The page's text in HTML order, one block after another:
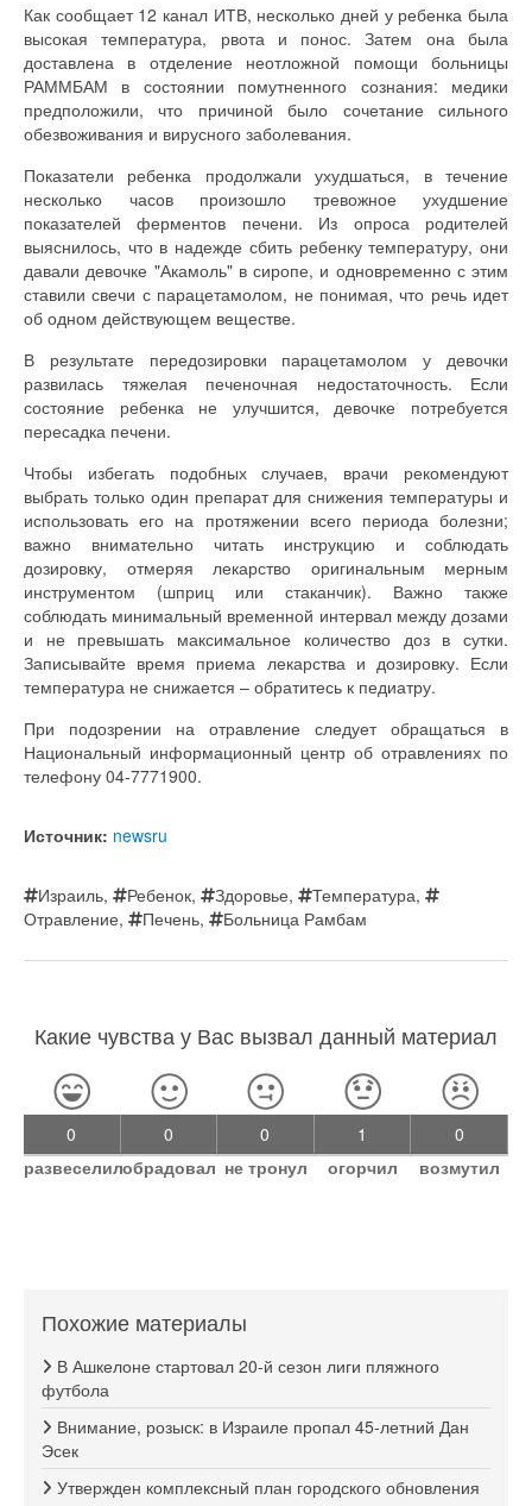
Как сообщает 12 канал ИТВ, несколько дней у ребенка была
высокая температура, рвота и понос. Затем она была
доставлена в отделение неотложной помощи больницы
РАММБАМ в состоянии помутненного сознания: медики
предположили, что причиной было сочетание сильного
обезвоживания и вирусного заболевания.
Показатели ребенка продолжали ухудшаться, в течение
несколько часов произошло тревожное ухудшение
показателей ферментов печени. Из опроса родителей
выяснилось, что в надежде сбить ребенку температуру, они
давали девочке "Акамоль" в сиропе, и одновременно с этим
ставили свечи с парацетамолом, не понимая, что речь идет
об одном действующем веществе.
В результате передозировки парацетамолом у девочки
развилась тяжелая печеночная недостаточность. Если
состояние ребенка не улучшится, девочке потребуется
пересадка печени.
Чтобы избегать подобных случаев, врачи рекомендуют
выбрать только один препарат для снижения температуры и
использовать его на протяжении всего периода болезни;
важно внимательно читать инструкцию и соблюдать
дозировку, отмеряя лекарство оригинальным мерным
инструментом (шприц или стаканчик). Важно также
соблюдать минимальный временной интервал между дозами
и не превышать максимальное количество доз в сутки.
Записывайте время приема лекарства и дозировку. Если
температура не снижается – обратитесь к педиатру.
При подозрении на отравление следует обращаться в
Национальный информационный центр об отравлениях по
телефону 04-7771900.
Источник: newsru
Израиль, Ребенок, Здоровье, Температура,
Отравление, Печень, Больница Рамбам
Какие чувства у Вас вызвал данный материал
0
развеселил
0
обрадовал
0
не тронул
1
огорчил
0
возмутил
Похожие материалы
В Ашкелоне стартовал 20-й сезон лиги пляжного
футбола
Внимание, розыск: в Израиле пропал 45-летний Дан
Эсек
Утвержден комплексный план городского обновления